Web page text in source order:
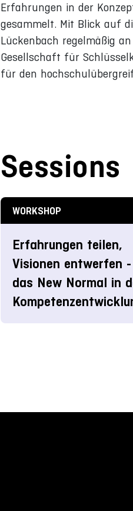
Erfahrungen in der
gesammelt. Mit Blick auf
Lückenbach regelmäßig
Gesellschaft für
für den
Sessions
WORKSHOP
Erfahrungen teilen,
Visionen entwerfen -
das New Normal in